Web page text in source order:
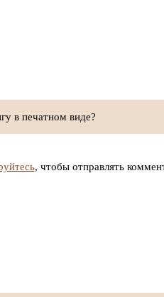
в печатном виде?
, чтобы отправлять